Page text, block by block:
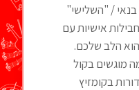
/ "השלישי"
אישיות עם
הלב שלכם.
מוגשים בקול
בקומזיץ